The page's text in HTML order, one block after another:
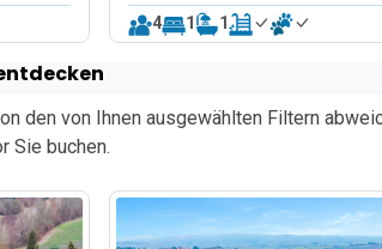
4 1 1
den von Ihnen ausgewählten Filtern
Sie buchen.